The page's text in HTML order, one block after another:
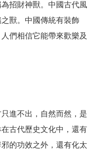
招財神獸。中國古代風
獸。中國傳統有裝飾
們相信它能帶來歡樂及
進不出，自然而然，是
古代歷史文化中，還有
的功效之外，還有化太